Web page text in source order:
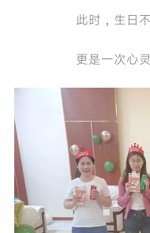
此时，生日
更是一次心